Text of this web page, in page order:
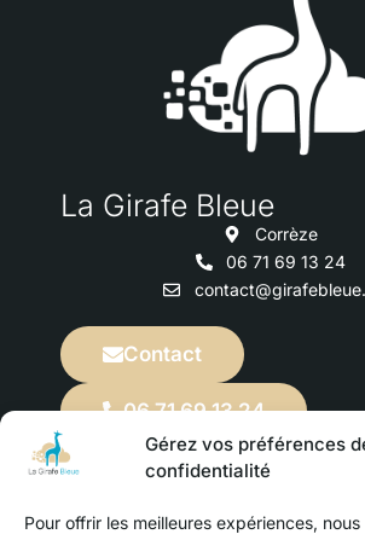
Gérez vos préférences
confidentialité
Pour offrir les meilleures expériences,
La Girafe Bleue​
Corrèze
06 71 69 13 24
Contact
06 71 69 13 24
Abonnez-vous